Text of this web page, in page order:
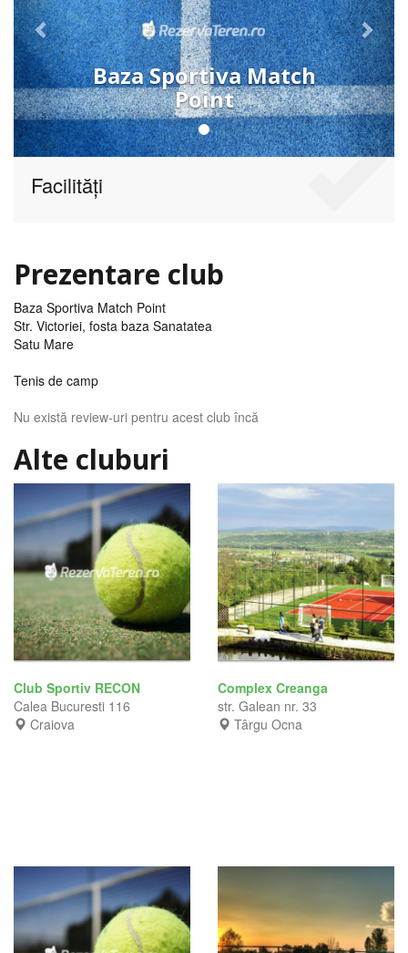
Baza Sportiva Match
Point
Facilități
Prezentare club
Baza Sportiva Match Point
Str. Victoriei, fosta baza Sanatatea
Satu Mare
Tenis de camp
Nu există review-uri pentru acest club încă
Alte cluburi
Club Sportiv RECON
Calea Bucuresti 116
Craiova
Complex Creanga
str. Galean nr. 33
Târgu Ocna